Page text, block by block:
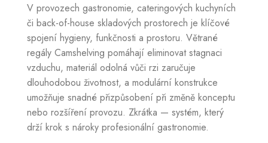
V provozech gastronomie, cateringových kuchyních
či back-of-house skladových prostorech je klíčové
spojení hygieny, funkčnosti a prostoru. Větrané
regály Camshelving pomáhají eliminovat stagnaci
vzduchu, materiál odolná vůči rzi zaručuje
dlouhodobou životnost, a modulární konstrukce
umožňuje snadné přizpůsobení při změně konceptu
nebo rozšíření provozu. Zkrátka — systém, který
drží krok s nároky profesionální gastronomie.